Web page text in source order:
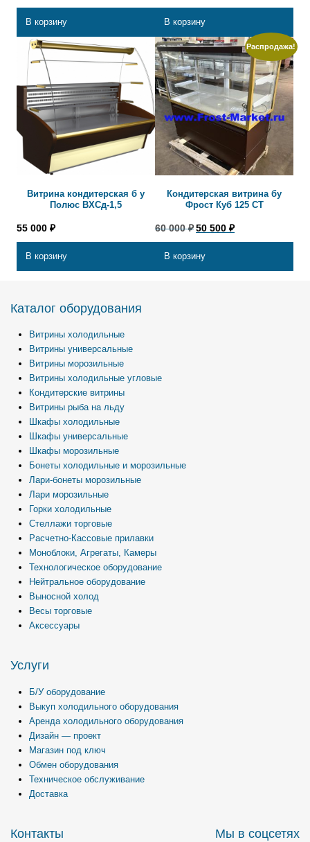
В корзину В корзину
Витрина кондитерская б у
Полюс ВХСд-1,5
55 000 ₽
В корзину
Распродажа!
Кондитерская витрина бу
Фрост Куб 125 СТ
60 000₽ Первоначальная
60
000 ₽.
50 500 ₽Текущая
В корзину
Каталог оборудования
Витрины холодильные
Витрины универсальные
Витрины морозильные
Витрины холодильные угловые
Кондитерские витрины
Витрины рыба на льду
Шкафы холодильные
Шкафы универсальные
Шкафы морозильные
Бонеты холодильные и морозильные
Лари-бонеты морозильные
Лари морозильные
Горки холодильные
Стеллажи торговые
Расчетно-Кассовые прилавки
Моноблоки, Агрегаты, Камеры
Технологическое оборудование
Нейтральное оборудование
Выносной холод
Весы торговые
Аксессуары
Услуги
Б/У оборудование
Выкуп холодильного оборудования
Аренда холодильного оборудования
Дизайн — проект
Магазин под ключ
Обмен оборудования
Техническое обслуживание
Доставка
Контакты Мы в соцсетях